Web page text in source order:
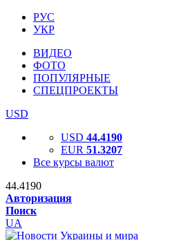
РУС
УКР
ВИДЕО
ФОТО
ПОПУЛЯРНЫЕ
СПЕЦПРОЕКТЫ
USD
USD 44.4190
EUR 51.3207
Все курсы валют
44.4190
Авторизация
Поиск
UA